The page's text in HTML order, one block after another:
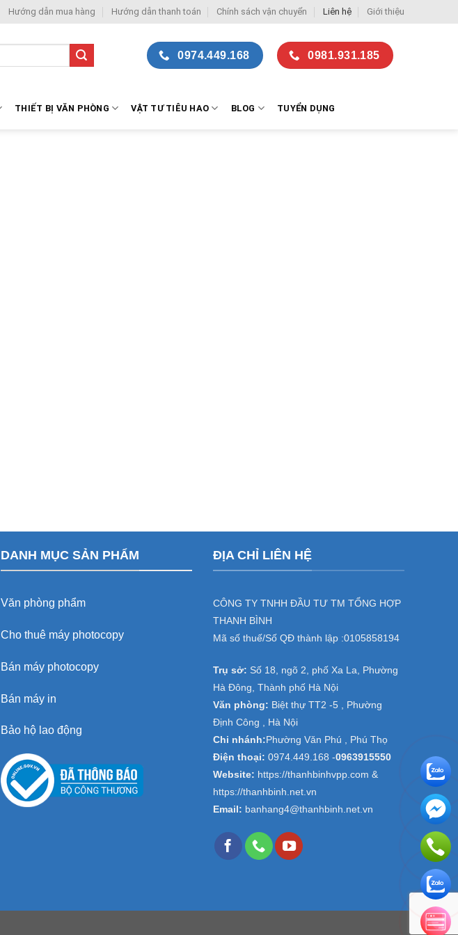
Hướng dẫn mua hàng Hướng dẫn thanh toán Chính sách vận chuyển Liên hệ Giới thiệu
0974.449.168 0981.931.185
THIẾT BỊ VĂN PHÒNG VẬT TƯ TIÊU HAO BLOG TUYỂN DỤNG
DANH MỤC SẢN PHẨM
Văn phòng phẩm
Cho thuê máy photocopy
Bán máy photocopy
Bán máy in
Bảo hộ lao động
ĐỊA CHỈ LIÊN HỆ
CÔNG TY TNHH ĐẦU TƯ TM TỔNG HỢP
THANH BÌNH
Mã số thuế/Số QĐ thành lập :0105858194
Trụ sở: Số 18, ngõ 2, phố Xa La, Phường
Hà Đông, Thành phố Hà Nội
Văn phòng: Biệt thự TT2 -5 , Phường
Định Công , Hà Nội
Chi nhánh: Phường Văn Phú , Phú Thọ
Điện thoại: 0974.449.168 -0963915550
Website: https://thanhbinhvpp.com &
https://thanhbinh.net.vn
Email: banhang4@thanhbinh.net.vn